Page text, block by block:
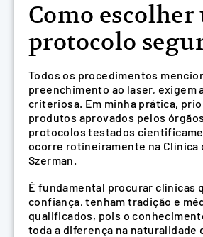
Como escolher
protocolo
Todos os procedimentos
preenchimento ao laser, exigem
criteriosa. Em minha prática,
produtos aprovados pelos
protocolos testados
ocorre rotineiramente na Clínica
Szerman.
É fundamental procurar clínicas
confiança, tenham tradição e
qualificados, pois o
toda a diferença na naturalidade